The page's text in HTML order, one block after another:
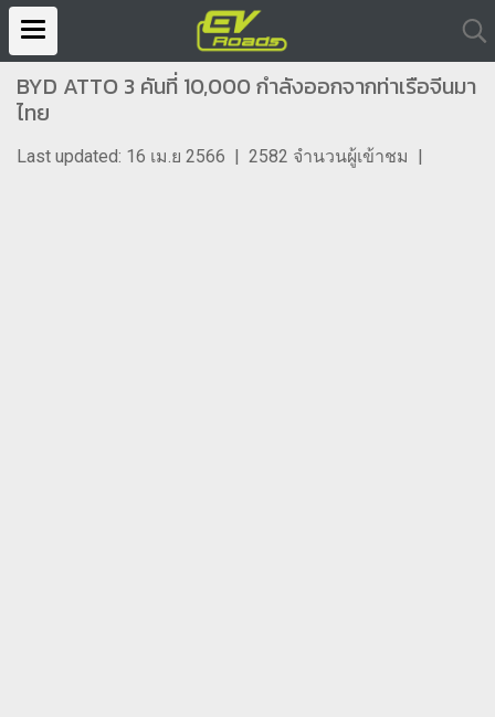
BYD ATTO 3 คันที่ 10,000 กำลังออกจากท่าเรือจีนมา
ไทย
Last updated: 16 เม.ย 2566 | 2582 จำนวนผู้เข้าชม |